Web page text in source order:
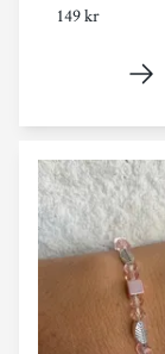
149 kr